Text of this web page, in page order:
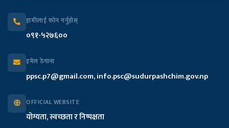
भौतिक पूर्वाधार विकास मन्त्रालय
हामीलाई फोन गर्नुहोस्
०९१-५२७६००
इमेल ठेगाना
ppsc.p7@gmail.com, info.psc@sudurpashchim.gov.np
OFFICIAL WEBSITE
योग्यता, स्वच्छता र निष्पक्षता